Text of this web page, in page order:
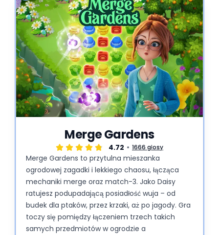
Merge Gardens
4.72 1666 głosy
Merge Gardens to przytulna mieszanka
ogrodowej zagadki i lekkiego chaosu, łącząca
mechaniki merge oraz match-3. Jako Daisy
ratujesz podupadającą posiadłość wuja – od
budek dla ptaków, przez krzaki, aż po jagody. Gra
toczy się pomiędzy łączeniem trzech takich
samych przedmiotów w ogrodzie a